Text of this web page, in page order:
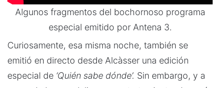
Algunos fragmentos del bochornoso programa
especial emitido por Antena 3.
Curiosamente, esa misma noche, también se
emitió en directo desde Alcàsser una edición
especial de ‘Quién sabe dónde’. Sin embargo, y a